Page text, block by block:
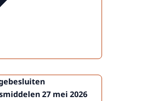
27 mei 2026